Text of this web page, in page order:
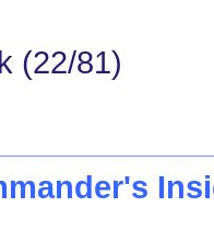
(22/81)